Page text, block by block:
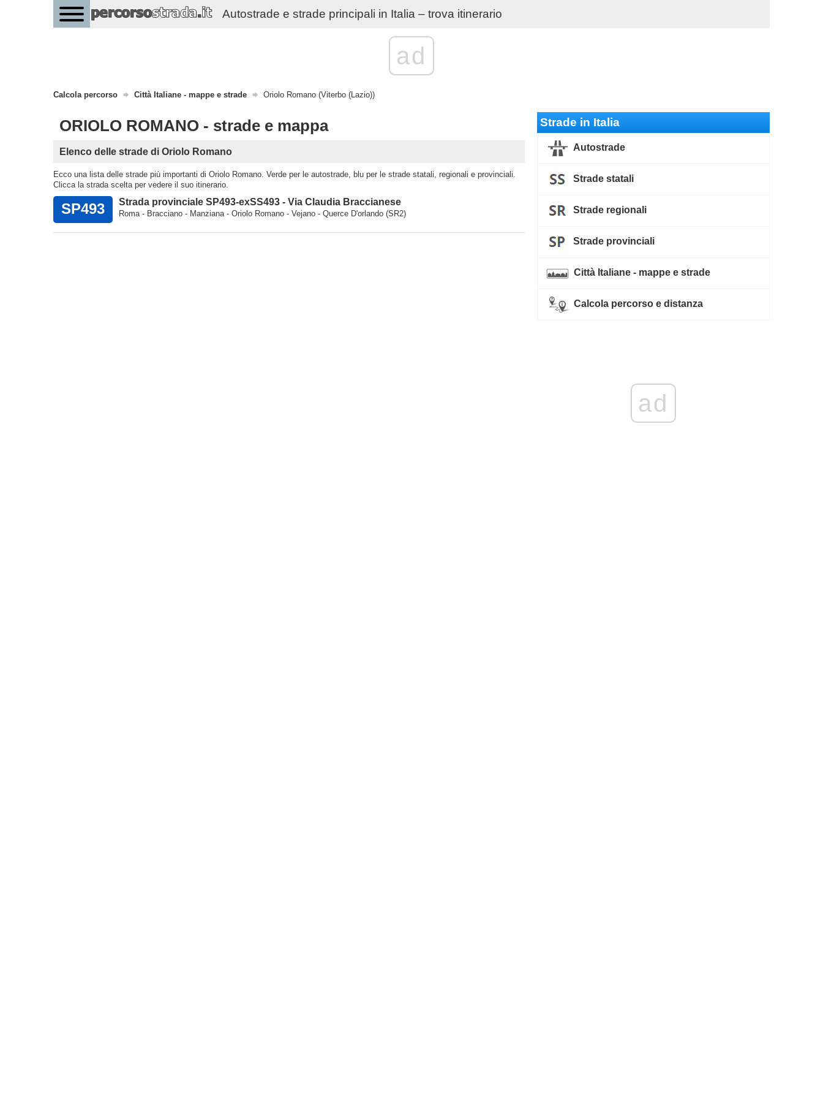
Autostrade e strade principali in Italia – trova itinerario
ad
Calcola percorso Città Italiane - mappe e strade Oriolo Romano (Viterbo (Lazio))
ORIOLO ROMANO - strade e mappa
Elenco delle strade di Oriolo Romano
Ecco una lista delle strade più importanti di Oriolo Romano. Verde per le autostrade, blu per le strade statali, regionali e provinciali.
Clicca la strada scelta per vedere il suo itinerario.
SP493 Strada provinciale SP493-exSS493 - Via Claudia Braccianese
Roma - Bracciano - Manziana - Oriolo Romano - Vejano - Querce D'orlando (SR2)
Strade in Italia
Autostrade
Strade statali
Strade regionali
Strade provinciali
Città Italiane - mappe e strade
Calcola percorso e distanza
ad